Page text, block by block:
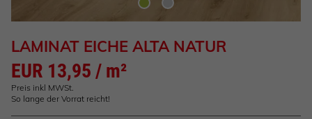
LAMINAT EICHE ALTA NATUR
EUR 13,95 / m²
Preis inkl MWSt.
So lange der Vorrat reicht!